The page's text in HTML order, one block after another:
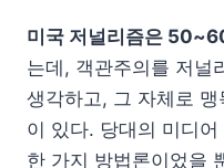
미국 저널리즘은
는데, 객관주의를 저널
생각하고, 그 자체로
이 있다. 당대의 미디
한 가지 방법론이었을